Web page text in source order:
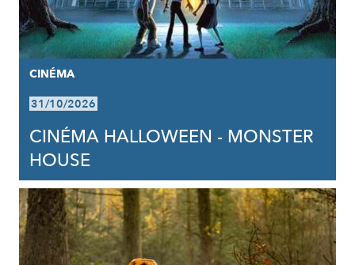
CINÉMA
31/10/2026
CINÉMA HALLOWEEN - MONSTER
HOUSE